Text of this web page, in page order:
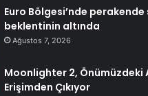
Euro Bölgesi’nde perakende
beklentinin altında
Ağustos 7, 2026
Moonlighter 2, Önümüzdeki
Erişimden Çıkıyor